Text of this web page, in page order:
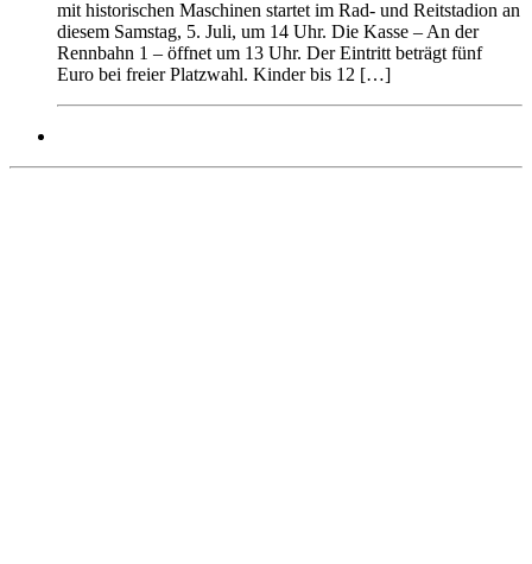
mit historischen Maschinen startet im Rad- und Reitstadion an
diesem Samstag, 5. Juli, um 14 Uhr. Die Kasse – An der
Rennbahn 1 – öffnet um 13 Uhr. Der Eintritt beträgt fünf
Euro bei freier Platzwahl. Kinder bis 12 […]